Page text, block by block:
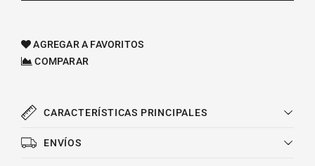
V8
AGREGAR A FAVORITOS
COMPARAR
CARACTERÍSTICAS PRINCIPALES
ENVÍOS